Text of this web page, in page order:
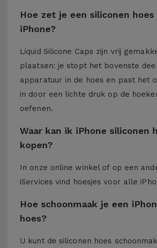
Hoe zet je een siliconen hoes
iPhone?
Liquid Silicone Caps zijn vrij
plaatsen: je stopt het bovenste
apparatuur in de hoes en past het
in door een lichte druk op de
oefenen.
Waar kan ik iPhone siliconen
kopen?
In onze online winkel of op een
iServices vind hoesjes voor alle
Hoe schoonmaak je een
hoes?
U kunt de siliconen hoes